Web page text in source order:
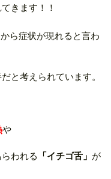
きます！！
ら症状が現れると言わ
と考えられています。
や
われる 「イチゴ舌」 が